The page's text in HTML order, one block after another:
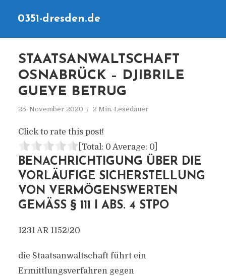
0351-dresden.de
STAATSANWALTSCHAFT
OSNABRÜCK – DJIBRILE
GUEYE BETRUG
25. November 2020 2 Min. Lesedauer
Click to rate this post!
[Total: 0 Average: 0]
BENACHRICHTIGUNG ÜBER DIE
VORLÄUFIGE SICHERSTELLUNG
VON VERMÖGENSWERTEN
GEMÄSS § 111 I ABS. 4 STPO
1231 AR 1152/20
die Staatsanwaltschaft führt ein
Ermittlungsverfahren gegen